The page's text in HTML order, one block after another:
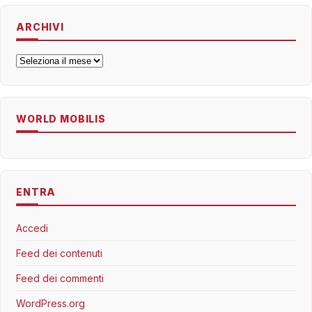
ARCHIVI
Archivi
WORLD MOBILIS
ENTRA
Accedi
Feed dei contenuti
Feed dei commenti
WordPress.org